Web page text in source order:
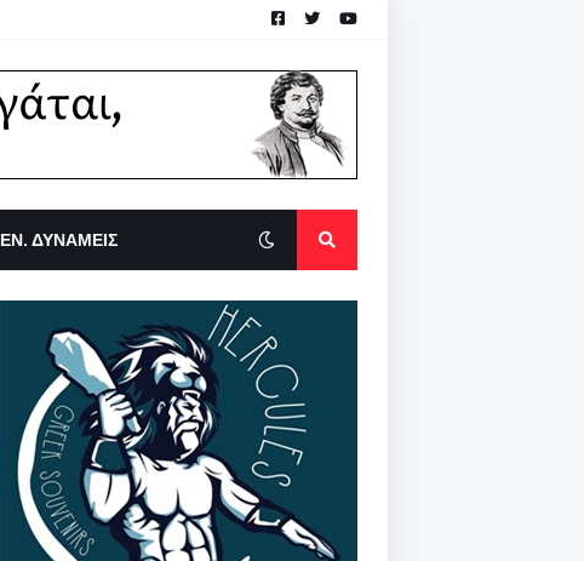
ΕΝ. ΔΥΝΑΜΕΙΣ